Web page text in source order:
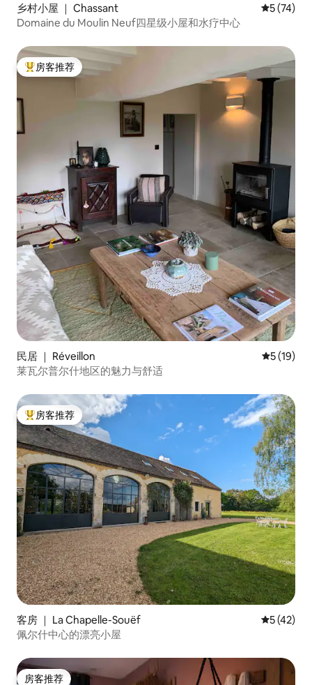
乡村小屋 ｜ Chassant 平均评分
5 (74)
Domaine du Moulin Neuf四星级小屋和水疗中心
热门「房客推荐」
房客推荐
民居 ｜ Réveillon 平均评分
5 (19)
莱瓦尔普尔什地区的魅力与舒适
热门「房客推荐」
房客推荐
客房 ｜ La Chapelle-Souëf 平均评分
5 (42)
佩尔什中心的漂亮小屋
房客推荐